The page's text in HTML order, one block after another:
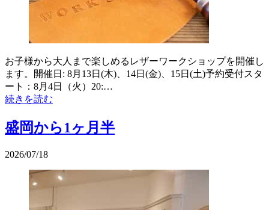
お子様から大人まで楽しめるレザーワークショップを開催し
ます。開催日: 8月13日(木)、14日(金)、15日(土)予約受付スタ
ート：8月4日（火）20:…
続きを読む
盛岡から1ヶ月半
2026/07/18